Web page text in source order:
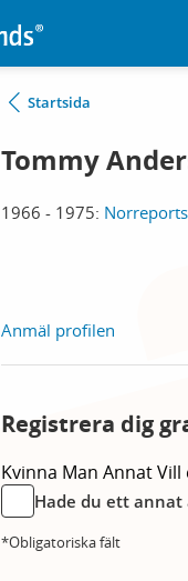
Startsida
Tommy
1966 - 1975:
Anmäl profilen
Registrera dig
Kvinna Man AnnatVill
Hade du ett annat
*Obligatoriska fält